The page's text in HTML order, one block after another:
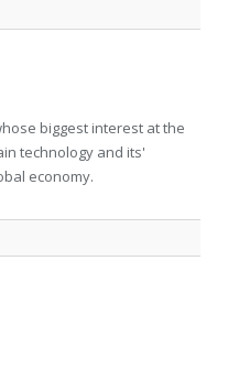
biggest interest at the
technology and its'
economy.